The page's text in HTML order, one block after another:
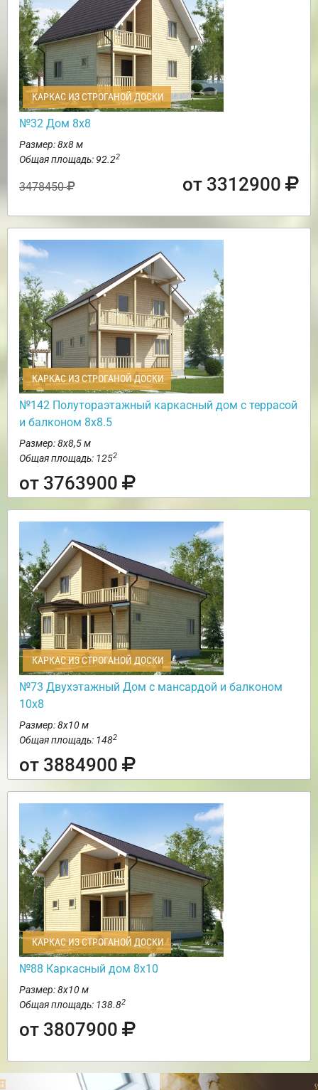
КАРКАС ИЗ СТРОГАНОЙ ДОСКИ
№32 Дом 8х8
Размер: 8х8 м
Общая площадь: 92.22
3478450 от 3312900
КАРКАС ИЗ СТРОГАНОЙ ДОСКИ
№142 Полутораэтажный каркасный дом с террасой
и балконом 8х8.5
Размер: 8х8,5 м
Общая площадь: 1252
от 3763900
КАРКАС ИЗ СТРОГАНОЙ ДОСКИ
№73 Двухэтажный Дом с мансардой и балконом
10х8
Размер: 8х10 м
Общая площадь: 1482
от 3884900
КАРКАС ИЗ СТРОГАНОЙ ДОСКИ
№88 Каркасный дом 8х10
Размер: 8х10 м
Общая площадь: 138.82
от 3807900